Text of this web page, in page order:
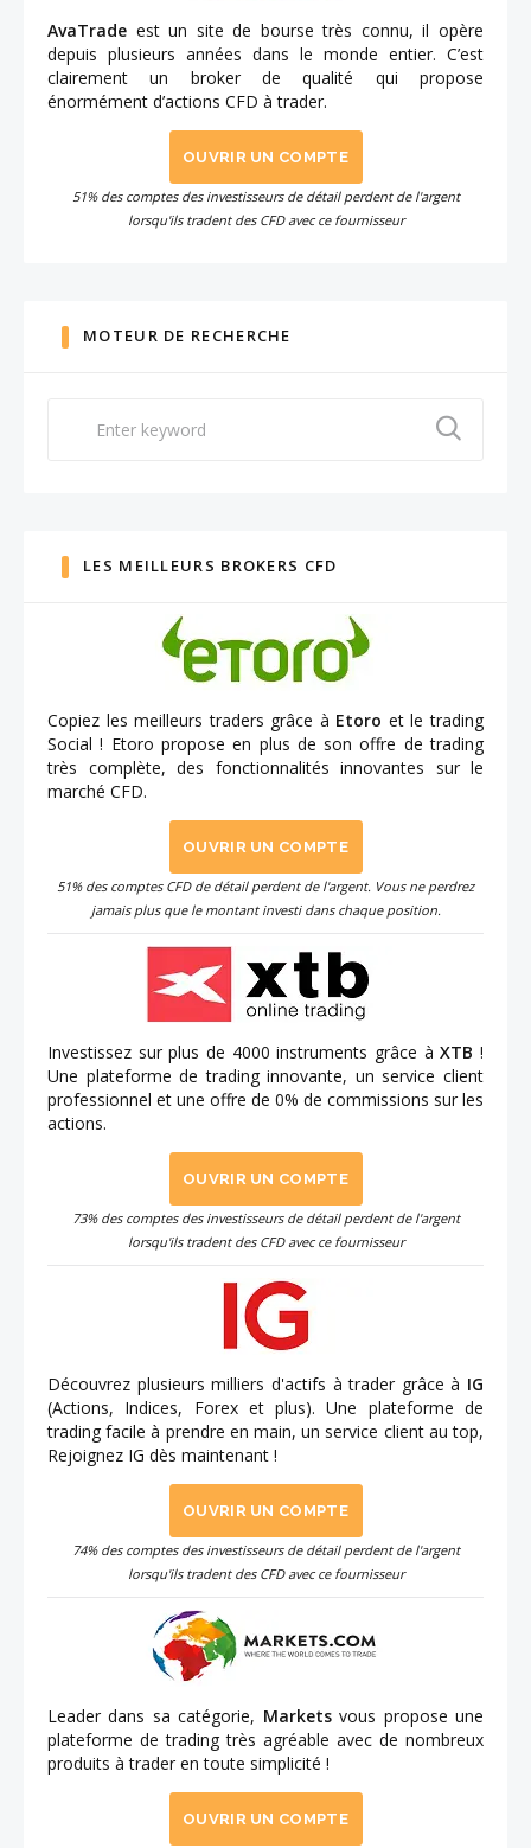
AvaTrade est un site de bourse très connu, il opère
depuis plusieurs années dans le monde entier. C’est
clairement un broker de qualité qui propose
énormément d’actions CFD à trader.
OUVRIR UN COMPTE
51% des comptes des investisseurs de détail perdent de l'argent
lorsqu'ils tradent des CFD avec ce fournisseur
MOTEUR DE RECHERCHE
LES MEILLEURS BROKERS CFD
Copiez les meilleurs traders grâce à Etoro et le trading
Social ! Etoro propose en plus de son offre de trading
très complète, des fonctionnalités innovantes sur le
marché CFD.
OUVRIR UN COMPTE
51% des comptes CFD de détail perdent de l'argent. Vous ne perdrez
jamais plus que le montant investi dans chaque position.
Investissez sur plus de 4000 instruments grâce àXTB !
Une plateforme de trading innovante, un service client
professionnel et une offre de 0% de commissions sur les
actions.
OUVRIR UN COMPTE
73% des comptes des investisseurs de détail perdent de l'argent
lorsqu'ils tradent des CFD avec ce fournisseur
Découvrez plusieurs milliers d'actifs à trader grâce à IG
(Actions, Indices, Forex et plus). Une plateforme de
trading facile à prendre en main, un service client au top,
Rejoignez IG dès maintenant !
OUVRIR UN COMPTE
74% des comptes des investisseurs de détail perdent de l'argent
lorsqu'ils tradent des CFD avec ce fournisseur
Leader dans sa catégorie, Marketsvous propose une
plateforme de trading très agréable avec de nombreux
produits à trader en toute simplicité !
OUVRIR UN COMPTE